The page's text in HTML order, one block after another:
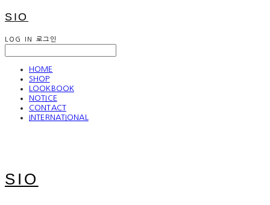
SIO
LOG IN 로그인
HOME
SHOP
LOOKBOOK
NOTICE
CONTACT
INTERNATIONAL
SIO